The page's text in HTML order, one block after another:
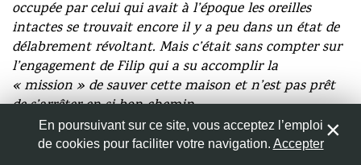
Enregistrer mon nom, mon e-mail et mon site web dans
le navigateur pour mon prochain commentaire.
occupée par celui qui avait à l’époque les oreilles
intactes se trouvait encore il y a peu dans un état de
délabrement révoltant. Mais c’était sans compter sur
l’engagement de Filip qui a su accomplir la
« mission » de sauver cette maison et n’est pas prêt
de s’arrêter en si bon chemin…
Astrid Herkens :Filip, bonjour ! Vous êtes passionné
par le court mais déterminant laps de temps passé
En poursuivant sur ce site, vous acceptez l’emploi
de cookies pour faciliter votre navigation. Accepter